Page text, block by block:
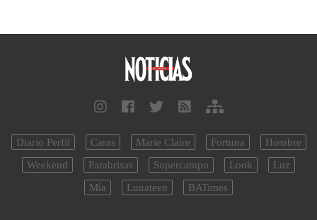
Diario Perfil Caras Marie Claire Fortuna
Hombre
Weekend
Parabrisas Supercampo Look
Luz
Mía
Lunateen BATimes